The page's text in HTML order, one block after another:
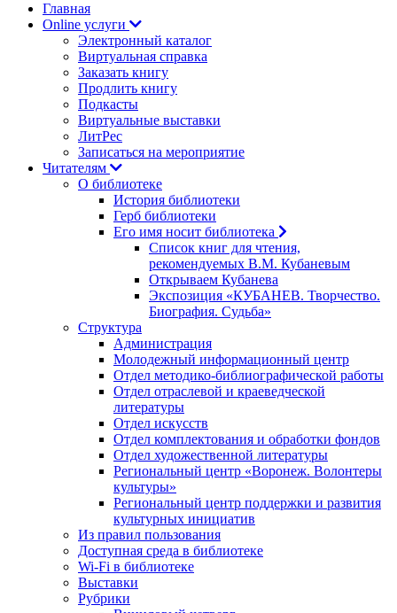
Главная
Online услуги
Электронный каталог
Виртуальная справка
Заказать книгу
Продлить книгу
Подкасты
Виртуальные выставки
ЛитРес
Записаться на мероприятие
Читателям
О библиотеке
История библиотеки
Герб библиотеки
Его имя носит библиотека
Список книг для чтения,
рекомендуемых В.М. Кубаневым
Открываем Кубанева
Экспозиция «КУБАНЕВ. Творчество.
Биография. Судьба»
Структура
Администрация
Молодежный информационный центр
Отдел методико-библиографической работы
Отдел отраслевой и краеведческой
литературы
Отдел искусств
Отдел комплектования и обработки фондов
Отдел художественной литературы
Региональный центр «Воронеж. Волонтеры
культуры»
Региональный центр поддержки и развития
культурных инициатив
Из правил пользования
Доступная среда в библиотеке
Wi-Fi в библиотеке
Выставки
Рубрики